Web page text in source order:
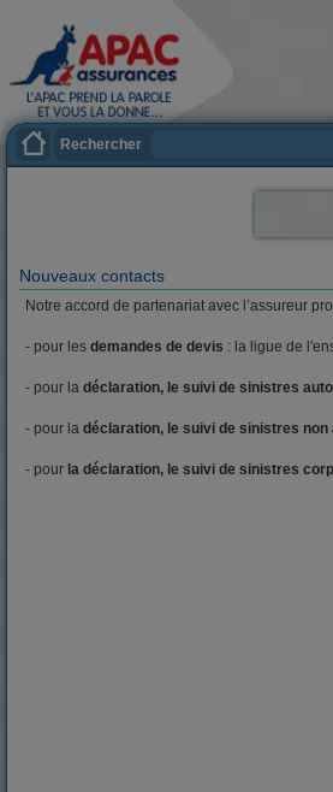
Rechercher
Nouveaux contacts
Notre accord de partenariat avec l’assureur
- pour les demandes de devis : la ligue de
- pour la déclaration, le suivi de sinistres
- pour la déclaration, le suivi de sinistres
- pour la déclaration, le suivi de sinistres